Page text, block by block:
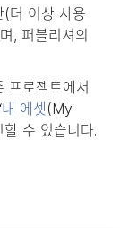
더 이상 사용
, 퍼블리셔의
프로젝트에서
내 에셋 (My
수 있습니다.